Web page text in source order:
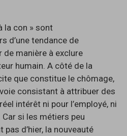
la con » sont
d’une tendance de
de manière à exclure
humain. A côté de la
que constitue le chômage,
consistant à attribuer des
intérêt ni pour l’employé, ni
Car si les métiers peu
d’hier, la nouveauté